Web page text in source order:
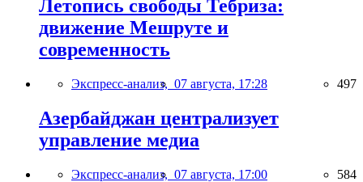
Летопись свободы Тебриза:
движение Мешруте и
современность
Экспресс-анализ, 07 августа, 17:28 497
Азербайджан централизует
управление медиа
Экспресс-анализ, 07 августа, 17:00 584